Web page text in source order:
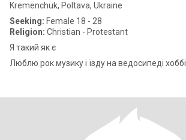
Kremenchuk, Poltava, Ukraine
Seeking: Female 18 - 28
Religion: Christian - Protestant
Я такий як є
Люблю рок музику і їзду на ведосипеді хоббі